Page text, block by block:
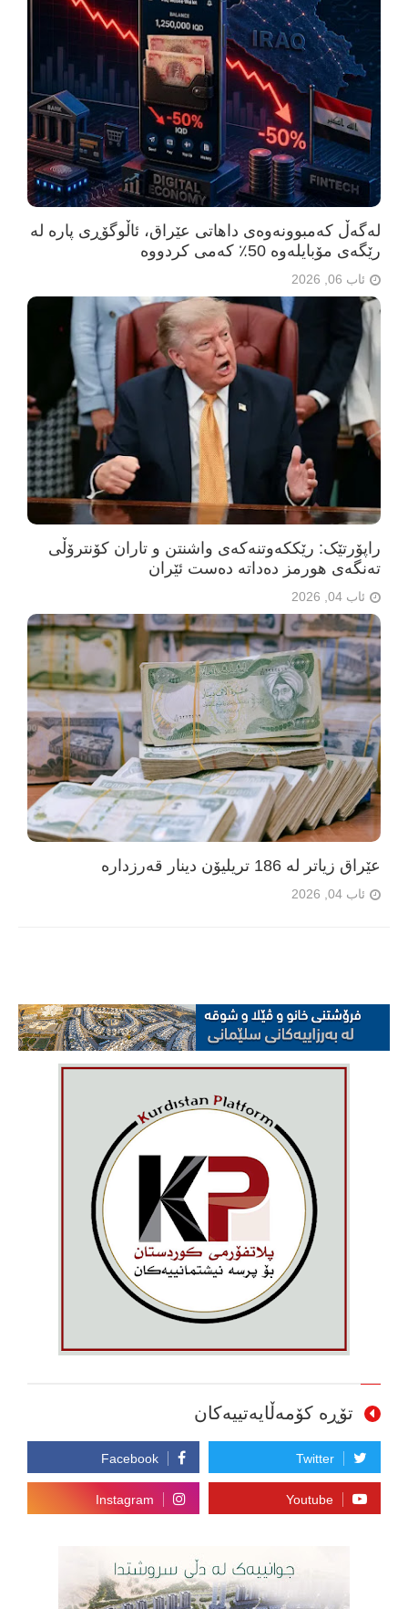
لەگەڵ کەمبوونەوەی داهاتی عێراق، ئاڵوگۆڕی پارە لە
رێگەی مۆبایلەوە 50٪ کەمی کردووە
ئاب 06, 2026
راپۆرتێک: رێککەوتنەکەی واشنتن و تاران کۆنترۆڵی
تەنگەی هورمز دەداتە دەست ئێران
ئاب 04, 2026
عێراق زیاتر لە 186 تریلیۆن دینار قەرزدارە
ئاب 04, 2026
تۆڕە کۆمەڵایەتییەکان